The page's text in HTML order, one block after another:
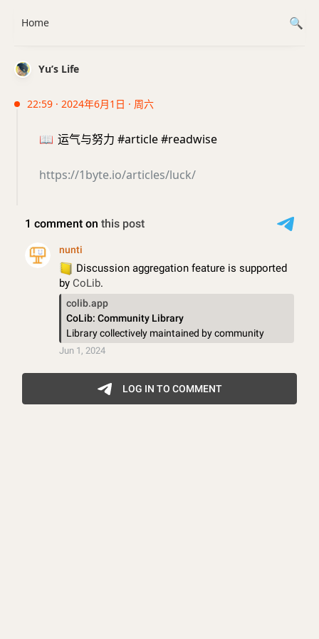
Yu’s Life
22:59 · 2024年6月1日 · 周六
📖 运气与努力 #article #readwise
https://1byte.io/articles/luck/
Home